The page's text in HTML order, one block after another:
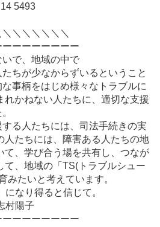
5493
＼＼＼＼＼＼
ーーーーーーー
で、地域の中で
ちが少なからずいるということ
事柄をはじめ様々なトラブルに
れかねない人たちに、適切な支援
る人たちには、司法手続きの実
人たちには、障害ある人たちの地
て、学び合う場を共有し、つなが
て、地域の「TS(トラブルシュー
みたいと考えています。
なり得ると信じて。
村陽子
ーーーーーーー